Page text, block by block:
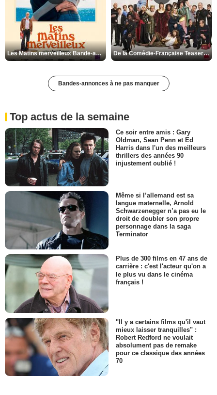
Les Matins merveilleux Bande-annonce VF De la Comédie-Française Teaser VF
Bandes-annonces à ne pas manquer
Top actus de la semaine
Ce soir entre amis : Gary
Oldman, Sean Penn et Ed
Harris dans l'un des meilleurs
thrillers des années 90
injustement oublié !
Même si l’allemand est sa
langue maternelle, Arnold
Schwarzenegger n’a pas eu le
droit de doubler son propre
personnage dans la saga
Terminator
Plus de 300 films en 47 ans de
carrière : c'est l'acteur qu'on a
le plus vu dans le cinéma
français !
"Il y a certains films qu'il vaut
mieux laisser tranquilles" :
Robert Redford ne voulait
absolument pas de remake
pour ce classique des années
70